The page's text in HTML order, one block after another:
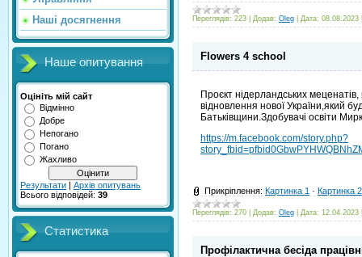
Наші досягнення
Наше опитування
Оцініть мій сайт
Відмінно
Добре
Непогано
Погано
Жахливо
Результати | Архів опитувань
Всього відповідей: 39
Статистика
Переглядів: 223 Додав: Oleg Дата: 08.08.2023
Flowers 4 school
Проєкт нідерландських меценатів,
відновлення нової України,який
Батьківщини.Здобувачі освіти
https://m.facebook.com/story.php?
Прикріплення: Картинка 1 · Картинка 2
Переглядів: 270 Додав: Oleg Дата: 12.04.2023
Профілактична бесіда